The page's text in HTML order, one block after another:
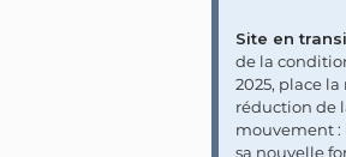
Site en
de la
2025, place
réduction de
mouvement :
sa nouvelle